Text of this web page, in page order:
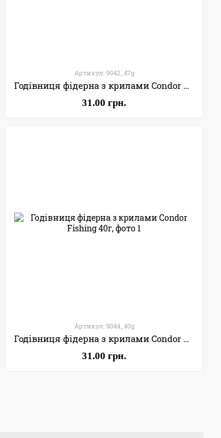
Артикул: 9042_47g
Годівниця фідерна з крилами Condor Fishing 47г
31.00 грн.
Артикул: 9044_40g
Годівниця фідерна з крилами Condor Fishing 40г
31.00 грн.